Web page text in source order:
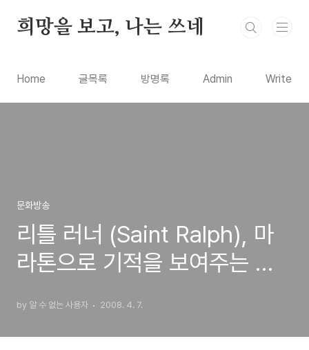
희망을 보고, 나는 쓰네
Home 글목록 방명록 Admin Write
문화방송
리틀 러너 (Saint Ralph), 마
라톤으로 기적을 보여주는 소
by 알 수 없는 사용자 2008. 4. 7.